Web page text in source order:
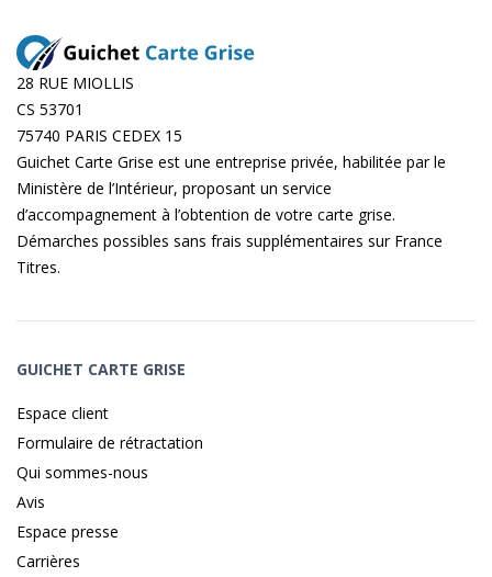
28 RUE MIOLLIS
CS 53701
75740 PARIS CEDEX 15
Guichet Carte Grise est une entreprise privée, habilitée par le
Ministère de l’Intérieur, proposant un service
d’accompagnement à l’obtention de votre carte grise.
Démarches possibles sans frais supplémentaires sur France
Titres.
GUICHET CARTE GRISE
Espace client
Formulaire de rétractation
Qui sommes-nous
Avis
Espace presse
Carrières